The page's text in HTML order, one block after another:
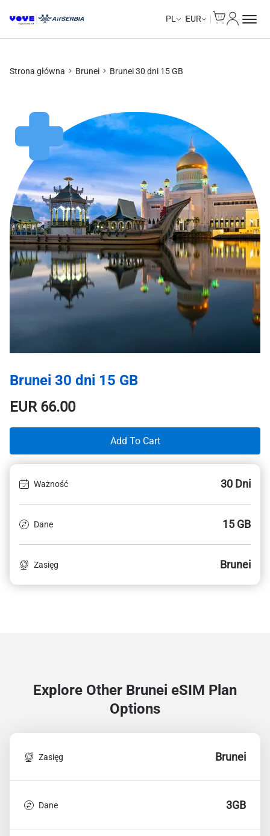
PL EUR
Strona główna Brunei Brunei 30 dni 15 GB
Brunei 30 dni 15 GB
EUR66.00
Add To Cart
Ważność 30 Dni
Dane 15 GB
Zasięg Brunei
Explore Other Brunei eSIM Plan
Options
Zasięg Brunei
Dane 3GB